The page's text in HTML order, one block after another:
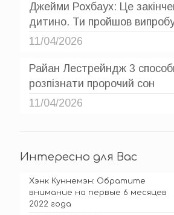
Джейми Рохбаух: Це
дитино. Ти пройшов
11/04/2026
Райан Лестрейндж 3
розпізнати пророчий сон
11/04/2026
Интересно для Вас
Хэнк Куннемэн: Обратите
внимание на первые 6 месяцев
2022 года